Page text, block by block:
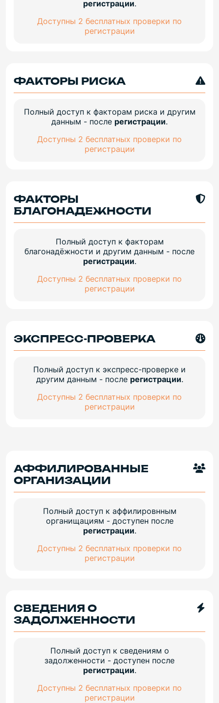
регистрации.
Доступны 2 бесплатных проверки по
регистрации
ФАКТОРЫ РИСКА
Полный доступ к факторам риска и другим
данным - после регистрации.
Доступны 2 бесплатных проверки по
регистрации
ФАКТОРЫ
БЛАГОНАДЕЖНОСТИ
Полный доступ к факторам
благонадёжности и другим данным - после
регистрации.
Доступны 2 бесплатных проверки по
регистрации
ЭКСПРЕСС-ПРОВЕРКА
Полный доступ к экспресс-проверке и
другим данным - после регистрации.
Доступны 2 бесплатных проверки по
регистрации
АФФИЛИРОВАННЫЕ
ОРГАНИЗАЦИИ
Полный доступ к аффилировнным
органищациям - доступен после
регистрации.
Доступны 2 бесплатных проверки по
регистрации
СВЕДЕНИЯ О
ЗАДОЛЖЕННОСТИ
Полный доступ к сведениям о
задолженности - доступен после
регистрации.
Доступны 2 бесплатных проверки по
регистрации